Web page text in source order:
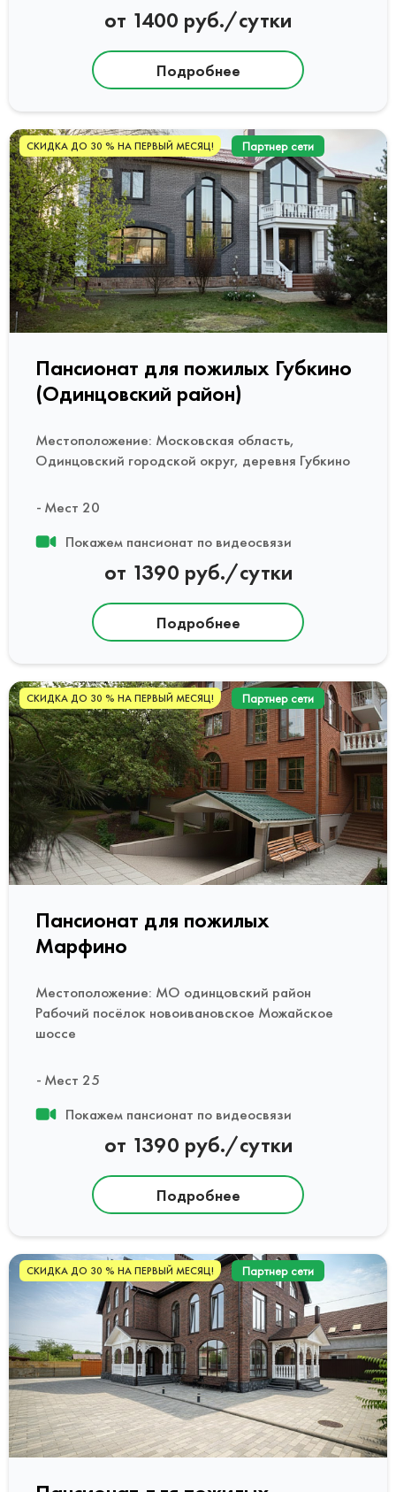
от 1400 руб./сутки
Подробнее
СКИДКА ДО 30 % НА ПЕРВЫЙ МЕСЯЦ! Партнер сети
Пансионат для пожилых Губкино
(Одинцовский район)
Местоположение: Московская область,
Одинцовский городской округ, деревня Губкино
Мест 20
Покажем пансионат по видеосвязи
от 1390 руб./сутки
Подробнее
СКИДКА ДО 30 % НА ПЕРВЫЙ МЕСЯЦ! Партнер сети
Пансионат для пожилых
Марфино
Местоположение: МО одинцовский район
Рабочий посёлок новоивановское Можайское
шоссе
Мест 25
Покажем пансионат по видеосвязи
от 1390 руб./сутки
Подробнее
СКИДКА ДО 30 % НА ПЕРВЫЙ МЕСЯЦ! Партнер сети